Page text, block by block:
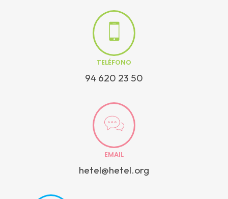
TELÉFONO
94 620 23 50
EMAIL
hetel@hetel.org